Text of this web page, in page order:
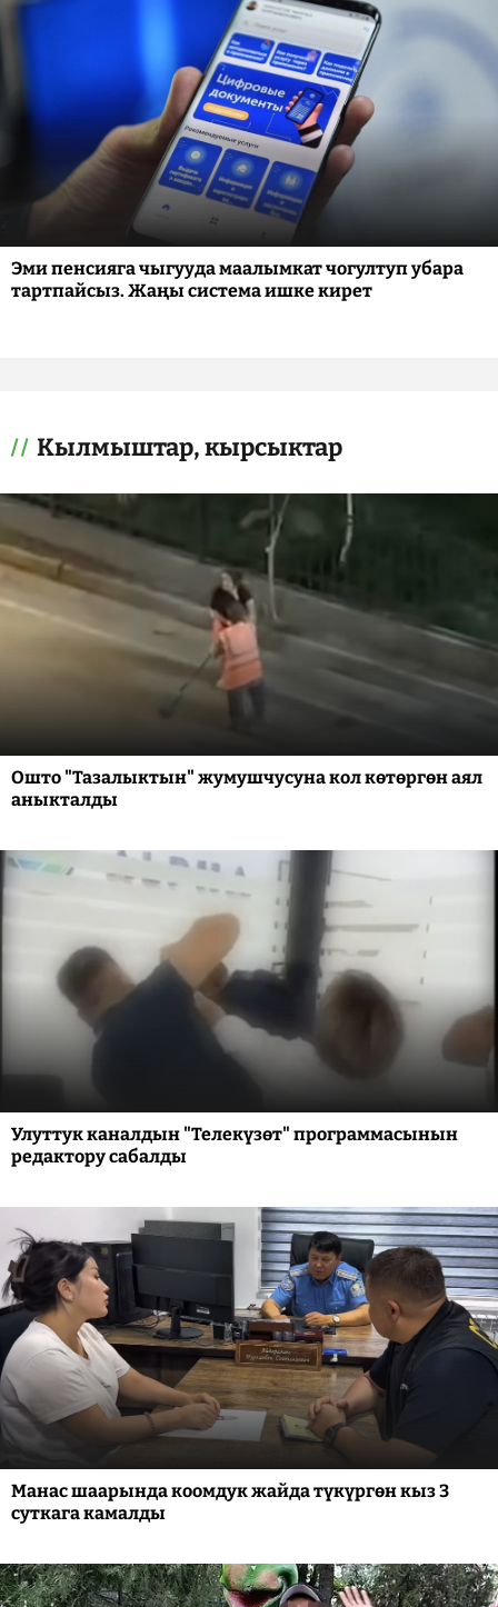
Эми пенсияга чыгууда маалымкат чогултуп убара
тартпайсыз. Жаңы система ишке кирет
Кылмыштар, кырсыктар
Ошто "Тазалыктын" жумушчусуна кол көтөргөн аял
аныкталды
Улуттук каналдын "Телекүзөт" программасынын
редактору сабалды
Манас шаарында коомдук жайда түкүргөн кыз 3
суткага камалды